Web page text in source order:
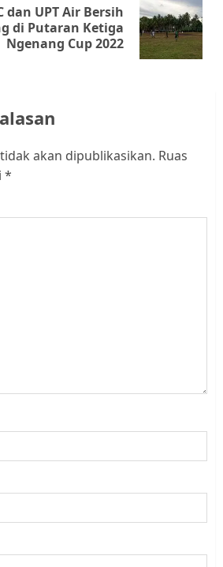
dan UPT Air Bersih
di Putaran Ketiga
Ngenang Cup 2022
akan dipublikasikan. Ruas
*